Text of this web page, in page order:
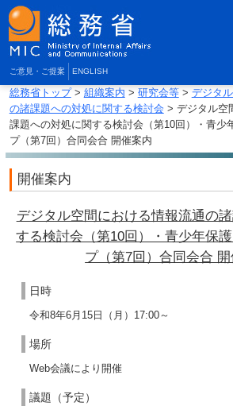
ご意見・ご提案 ENGLISH
総務省トップ> 組織案内 > 研究会等> デジタ
の諸課題への対処に関する検討会 > デジタル空
課題への対処に関する検討会（第10回）・青少
プ（第7回）合同会合 開催案内
開催案内
デジタル空間における情報流通の
する検討会（第10回）・青少年保
プ（第7回）合同会合
日時
令和8年6月15日（月）17:00～
場所
Web会議により開催
議題（予定）